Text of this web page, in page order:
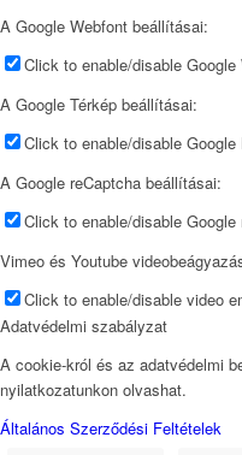
A Google Webfont beállításai:
Click to enable/disable Google
A Google Térkép beállításai:
Click to enable/disable Google
A Google reCaptcha beállításai:
Click to enable/disable Google
Vimeo és Youtube
Click to enable/disable video
Adatvédelmi szabályzat
A cookie-król és az adatvédelmi
nyilatkozatunkon olvashat.
Általános Szerződési Feltételek